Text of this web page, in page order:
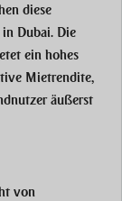
diese
Dubai. Die
ein hohes
Mietrendite,
äußerst
von